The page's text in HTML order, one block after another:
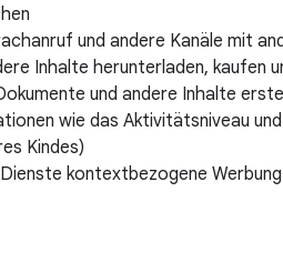
und andere Kanäle mit
Inhalte herunterladen, kaufen
und andere Inhalte
wie das Aktivitätsniveau
Kindes)
kontextbezogene